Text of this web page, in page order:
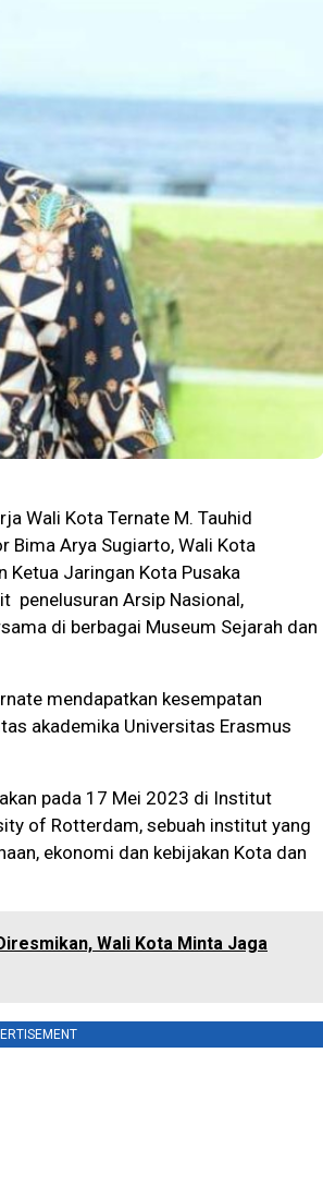
Wali Kota Ternate M. Tauhid
Bima Arya Sugiarto, Wali Kota
Ketua Jaringan Kota Pusaka
penelusuran Arsip Nasional,
di berbagai Museum Sejarah dan
mendapatkan kesempatan
akademika Universitas Erasmus
pada 17 Mei 2023 di Institut
of Rotterdam, sebuah institut yang
ekonomi dan kebijakan Kota dan
Wali Kota Minta Jaga